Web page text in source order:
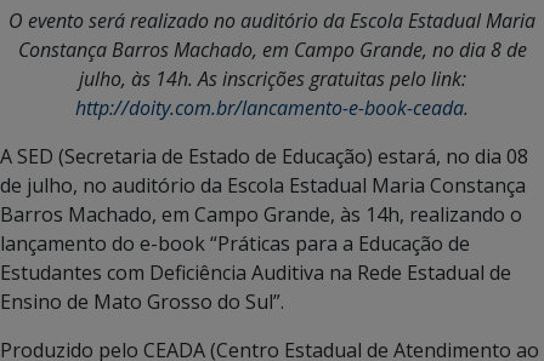
O evento será realizado no auditório da Escola Estadual Maria
Constança Barros Machado, em Campo Grande, no dia 8 de
julho, às 14h. As inscrições gratuitas pelo link:
http://doity.com.br/lancamento-e-book-ceada.
A SED (Secretaria de Estado de Educação) estará, no dia 08
de julho, no auditório da Escola Estadual Maria Constança
Barros Machado, em Campo Grande, às 14h, realizando o
lançamento do e-book “Práticas para a Educação de
Estudantes com Deficiência Auditiva na Rede Estadual de
Ensino de Mato Grosso do Sul”.
Produzido pelo CEADA (Centro Estadual de Atendimento ao